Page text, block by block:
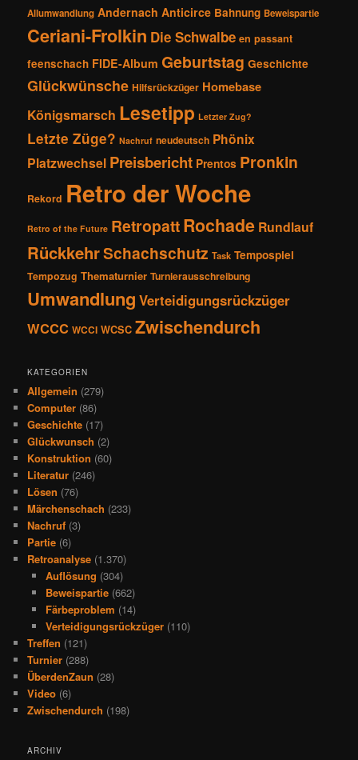
Allumwandlung Andernach Anticirce Bahnung Beweispartie
Ceriani-Frolkin Die Schwalbe en passant
feenschach FIDE-Album Geburtstag Geschichte
Glückwünsche Hilfsrückzüger Homebase
Königsmarsch Lesetipp Letzter Zug?
Letzte Züge? Nachruf neudeutsch Phönix
Platzwechsel Preisbericht Prentos Pronkin
Rekord Retro der Woche
Retro of the Future RetropattRochade Rundlauf
RückkehrSchachschutz Task Tempospiel
Tempozug Thematurnier Turnierausschreibung
Umwandlung Verteidigungsrückzüger
WCCC WCCI WCSC Zwischendurch
KATEGORIEN
Allgemein (279)
Computer (86)
Geschichte (17)
Glückwunsch (2)
Konstruktion (60)
Literatur (246)
Lösen (76)
Märchenschach (233)
Nachruf (3)
Partie (6)
Retroanalyse (1.370)
Auflösung (304)
Beweispartie(662)
Färbeproblem (14)
Verteidigungsrückzüger(110)
Treffen (121)
Turnier (288)
ÜberdenZaun (28)
Video (6)
Zwischendurch (198)
ARCHIV